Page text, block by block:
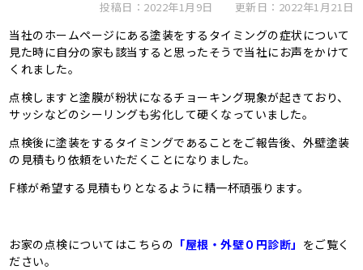
投稿日：2022年1月9日 更新日：2022年1月21日
当社のホームページにある塗装をするタイミングの症状について
見た時に自分の家も該当すると思ったそうで当社にお声をかけて
くれました。
点検しますと塗膜が粉状になるチョーキング現象が起きており、
サッシなどのシーリングも劣化して硬くなっていました。
点検後に塗装をするタイミングであることをご報告後、外壁塗装
の見積もり依頼をいただくことになりました。
F様が希望する見積もりとなるように精一杯頑張ります。
お家の点検についてはこちらの 「屋根・外壁０円診断」 をご覧く
ださい。